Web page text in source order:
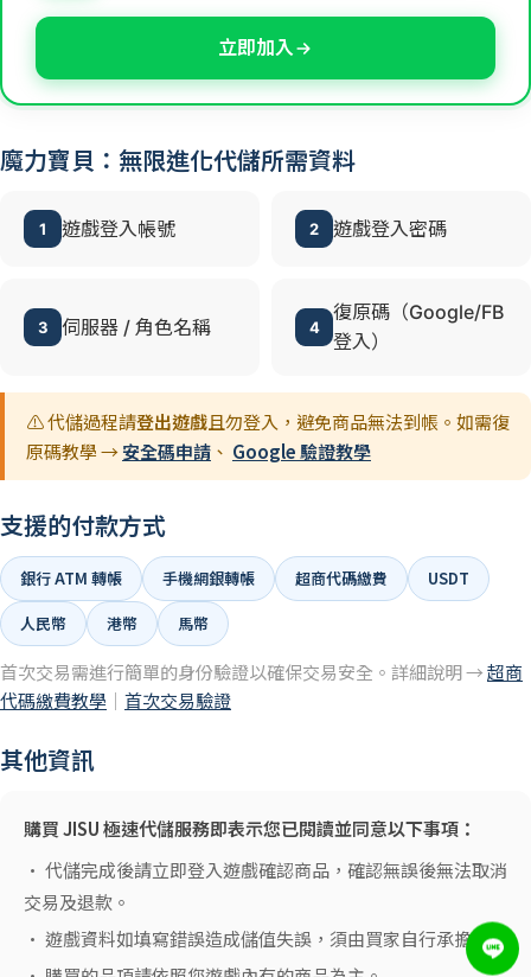
立即加入
魔力寶貝：無限進化代儲所需資料
1 遊戲登入帳號 2 遊戲登入密碼
3 伺服器 / 角色名稱 4
復原碼（Google/FB
登入）
⚠️ 代儲過程請登出遊戲且勿登入，避免商品無法到帳。如需復
原碼教學 →安全碼申請 、 Google 驗證教學
支援的付款方式
銀行 ATM 轉帳 手機網銀轉帳 超商代碼繳費
USDT
人民幣
港幣 馬幣
首次交易需進行簡單的身份驗證以確保交易安全。詳細說明 →超商
代碼繳費教學 ｜ 首次交易驗證
其他資訊
購買 JISU 極速代儲服務即表示您已閱讀並同意以下事項：
• 代儲完成後請立即登入遊戲確認商品，確認無誤後無法取消
交易及退款。
• 遊戲資料如填寫錯誤造成儲值失誤，須由買家自行承擔。